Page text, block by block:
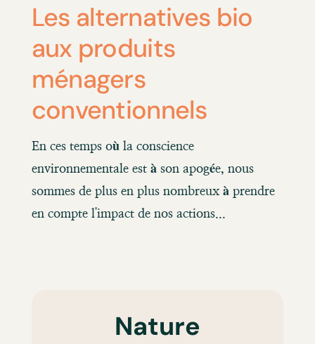
Les alternatives bio
aux produits
ménagers
conventionnels
En ces temps où la conscience
environnementale est à son apogée, nous
sommes de plus en plus nombreux à prendre
en compte l'impact de nos actions...
Nature